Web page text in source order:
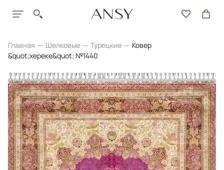
Главная Шелковые Турецкие
Ковер
&quot;хереке&quot; №1440